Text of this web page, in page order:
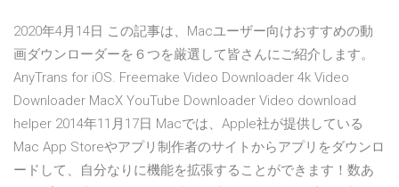
2020年4月14日 この記事は、Macユーザー向けおすすめの動
画ダウンローダーを６つを厳選して皆さんにご紹介します。
AnyTrans for iOS. Freemake Video Downloader 4k Video
Downloader MacX YouTube Downloader Video download
helper 2014年11月17日 Macでは、Apple社が提供している
Mac App Storeやアプリ制作者のサイトからアプリをダウンロ
ードして、自分なりに機能を拡張することができます！数あ